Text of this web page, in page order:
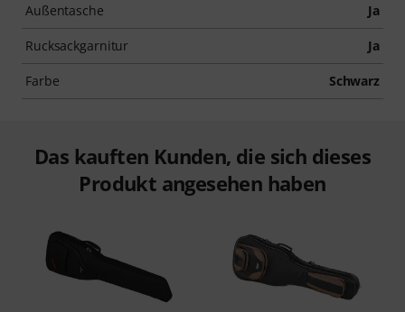
Außentasche Ja
Rucksackgarnitur Ja
Farbe Schwarz
Das kauften Kunden, die sich dieses
Produkt angesehen haben